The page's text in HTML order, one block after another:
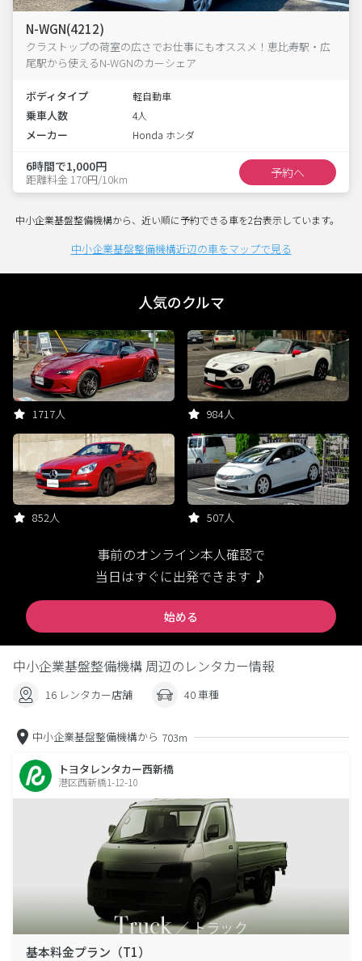
N-WGN(4212)
クラストップの荷室の広さでお仕事にもオススメ！恵比寿駅・広
尾駅から使えるN-WGNのカーシェア
ボディタイプ 軽自動車
乗車人数 4人
メーカー Honda ホンダ
6時間で1,000円
距離料金 170円/10km 予約へ
中小企業基盤整備機構から、近い順に予約できる車を2台表示しています。
中小企業基盤整備機構近辺の車をマップで見る
人気のクルマ
1717人 984人
852人 507人
事前のオンライン本人確認で
当日はすぐに出発できます ♪
始める
中小企業基盤整備機構 周辺のレンタカー情報
16 レンタカー店舗 40 車種
中小企業基盤整備機構から 703m
トヨタレンタカー西新橋
港区西新橋1-12-10
基本料金プラン（T1）